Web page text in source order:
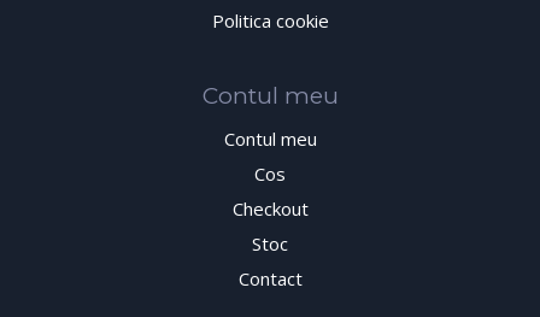
Politica cookie
Contul meu
Contul meu
Cos
Checkout
Stoc
Contact